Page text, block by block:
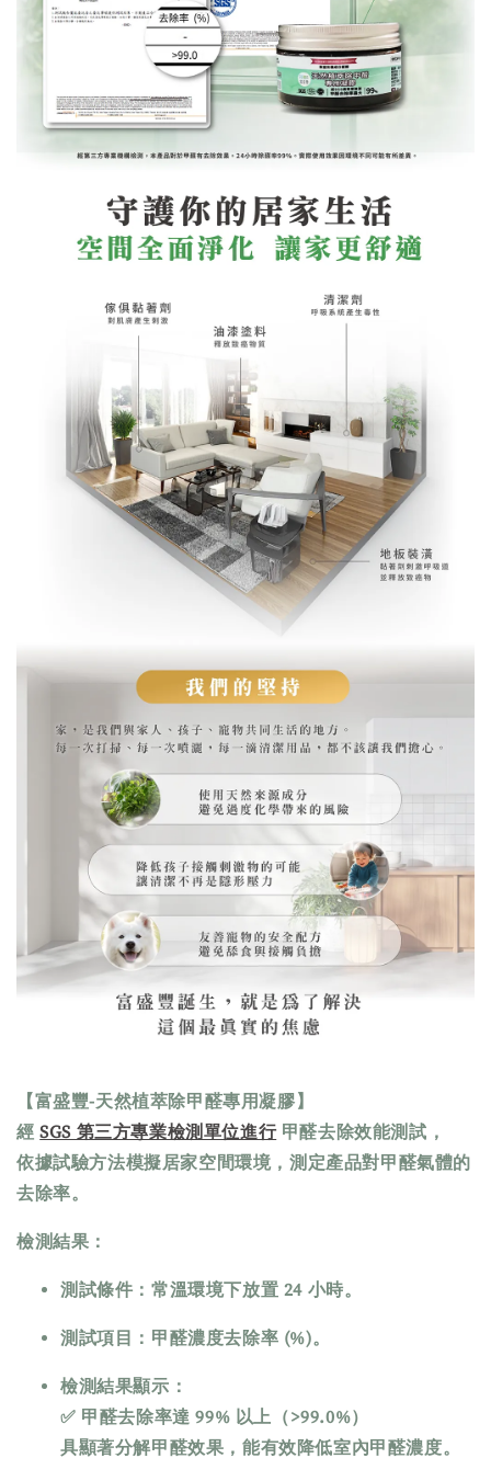
【富盛豐-天然植萃除甲醛專用凝膠】
經SGS 第三方專業檢測單位進行 甲醛去除效能測試 ，
依據試驗方法模擬居家空間環境，測定產品對甲醛氣體的
去除率。
檢測結果：
測試條件：常溫環境下放置 24 小時。
測試項目：甲醛濃度去除率 (%)。
檢測結果顯示：
✅ 甲醛去除率達 99% 以上（>99.0%）
具顯著分解甲醛效果，能有效降低室內甲醛濃度。